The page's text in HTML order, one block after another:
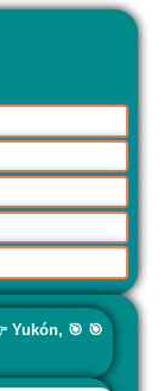
Yukón, 🎯 🎯